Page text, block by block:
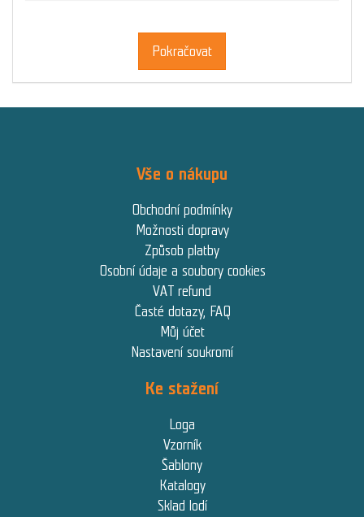
Pokračovat
Vše o nákupu
Obchodní podmínky
Možnosti dopravy
Způsob platby
Osobní údaje a soubory cookies
VAT refund
Časté dotazy, FAQ
Můj účet
Nastavení soukromí
Ke stažení
Loga
Vzorník
Šablony
Katalogy
Sklad lodí